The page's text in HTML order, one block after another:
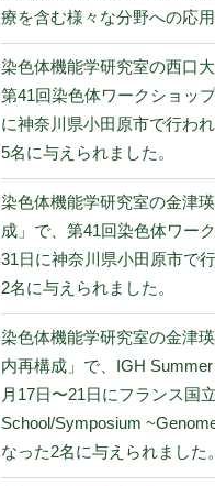
療を含む様々な分野への応
染色体機能学研究室の西口
第41回染色体ワークショッ
に神奈川県小田原市で行わ
5名に与えられました。
染色体機能学研究室の金津
成」で、第41回染色体ワー
31日に神奈川県小田原市で
2名に与えられました。
染色体機能学研究室の金津
内再構成」で、IGH
月17日〜21日にフランス国
School/Symposium
なった2名に与えられました。